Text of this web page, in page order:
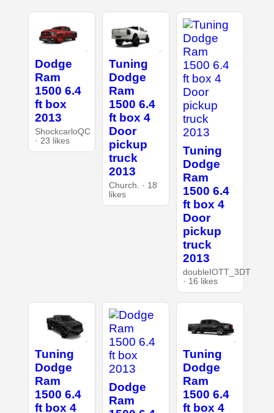
Dodge
Ram
1500 6.4
ft box
2013
ShockcarloQC
· 23 likes
Tuning
Dodge
Ram
1500 6.4
ft box 4
Door
pickup
truck
2013
Church. · 18
likes
Tuning
Dodge
Ram
1500 6.4
ft box 4
Door
pickup
truck
2013
doubleIOTT_3DT
· 16 likes
Tuning
Dodge
Ram
1500 6.4
ft box 4
Dodge
Ram
Tuning
Dodge
Ram
1500 6.4
ft box 4